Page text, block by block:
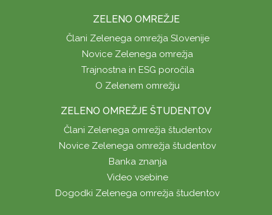
ZELENO OMREŽJE
Člani Zelenega omrežja Slovenije
Novice Zelenega omrežja
Trajnostna in ESG poročila
O Zelenem omrežju
ZELENO OMREŽJE ŠTUDENTOV
Člani Zelenega omrežja študentov
Novice Zelenega omrežja študentov
Banka znanja
Video vsebine
Dogodki Zelenega omrežja študentov